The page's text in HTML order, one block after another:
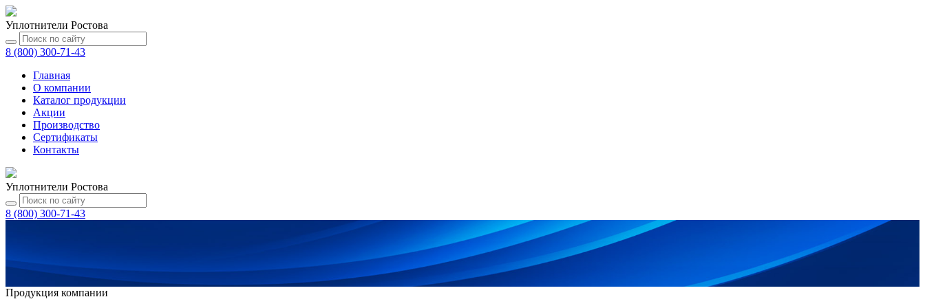
Уплотнители Ростова
8 (800) 300-71-43
Главная
О компании
Каталог продукции
Акции
Производство
Сертификаты
Контакты
Уплотнители Ростова
8 (800) 300-71-43
Продукция компании